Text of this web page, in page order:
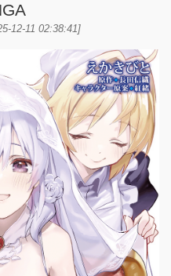
12-11 02:38:41]